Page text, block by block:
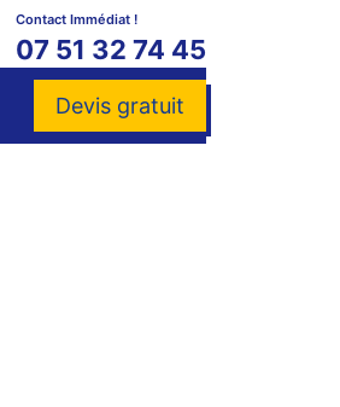
Contact Immédiat !
07 51 32 74 45
Devis gratuit